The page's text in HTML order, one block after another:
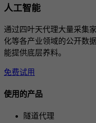
人工智能
通过四叶天代理大量采集
化等各产业领域的公开数
能提供底层养料。
免费试用
使用的产品
隧道代理